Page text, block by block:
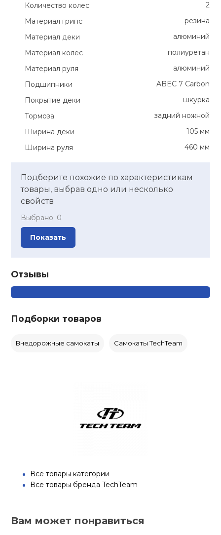
Количество колес
2
Материал грипс
резина
Материал деки
алюминий
Материал колес
полиуретан
Материал руля
алюминий
Подшипники
ABEC 7 Carbon
Покрытие деки
шкурка
Тормоза
задний ножной
Ширина деки
105 мм
Ширина руля
460 мм
Подберите похожие по характеристикам
товары, выбрав одно или несколько
свойств
Выбрано: 0
Показать
Отзывы
Подборки товаров
Внедорожные самокаты Самокаты TechTeam
Все товары категории
Все товары бренда TechTeam
Вам может понравиться